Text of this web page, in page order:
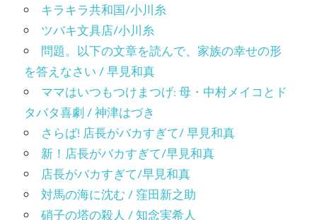
キラキラ共和国/小川糸
ツバキ文具店/小川糸
問題。以下の文章を読んで、家族の幸せの形
を答えなさい / 早見和真
ママはいつもつけまつげ: 母・中村メイコとド
タバタ喜劇 / 神津はづき
さらば! 店長がバカすぎて/ 早見和真
新！店長がバカすぎて/早見和真
店長がバカすぎて/早見和真
対馬の海に沈む / 窪田新之助
硝子の塔の殺人 / 知念実希人